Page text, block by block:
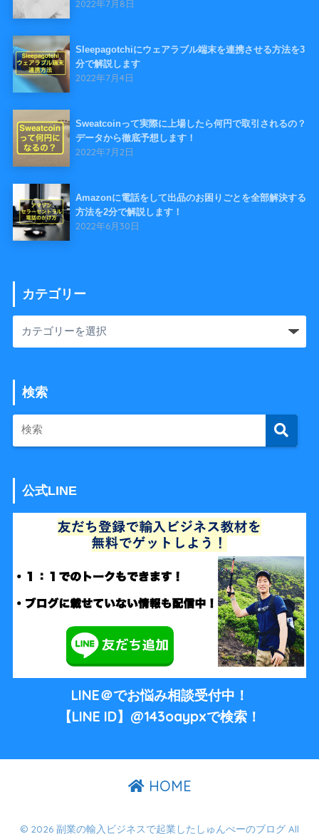
2022年7月8日
Sleepagotchiにウェアラブル端末を連携させる方法を3
分で解説します
2022年7月4日
Sweatcoinって実際に上場したら何円で取引されるの？
データから徹底予想します！
2022年7月2日
Amazonに電話をして出品のお困りごとを全部解決する
方法を2分で解説します！
2022年6月30日
カテゴリー
検索
公式LINE
LINE＠でお悩み相談受付中！
【LINE ID】@143oaypxで検索！
HOME
© 2026 副業の輸入ビジネスで起業したしゅんぺーのブログ All